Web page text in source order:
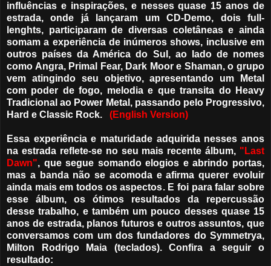
influências e inspirações, e nesses quase 15 anos de
estrada, onde já lançaram um CD-Demo, dois full-
lenghts, participaram de diversas coletâneas e ainda
somam a experiência de inúmeros shows, inclusive em
outros países da América do Sul, ao lado de nomes
como Angra, Primal Fear, Dark Moor e Shaman, o grupo
vem atingindo seu objetivo, apresentando um Metal
com poder de fogo, melodia e que transita do Heavy
Tradicional ao Power Metal, passando pelo Progressivo,
Hard e Classic Rock.
(English Version)
Essa experiência e maturidade adquirida nesses anos
na estrada reflete-se no seu mais recente álbum, "Last
Dawn", que segue somando elogios e abrindo portas,
mas a banda não se acomoda e afirma querer evoluir
ainda mais em todos os aspectos. E foi para falar sobre
esse álbum, os ótimos resultados da repercussão
desse trabalho, e também um pouco desses quase 15
anos de estrada, planos futuros e outros assuntos, que
conversamos com um dos fundadores do Symmetrya,
Milton Rodrigo Maia (teclados). Confira a seguir o
resultado: